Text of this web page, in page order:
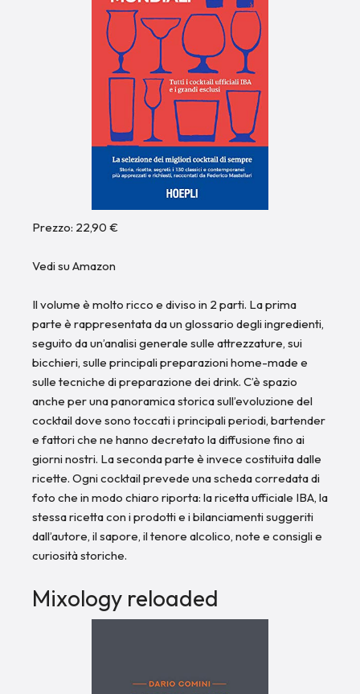
Prezzo: 22,90 €
Vedi su Amazon
Il volume è molto ricco e diviso in 2 parti. La prima
parte è rappresentata da un glossario degli ingredienti,
seguito da un’analisi generale sulle attrezzature, sui
bicchieri, sulle principali preparazioni home-made e
sulle tecniche di preparazione dei drink. C’è spazio
anche per una panoramica storica sull’evoluzione del
cocktail dove sono toccati i principali periodi, bartender
e fattori che ne hanno decretato la diffusione fino ai
giorni nostri. La seconda parte è invece costituita dalle
ricette. Ogni cocktail prevede una scheda corredata di
foto che in modo chiaro riporta: la ricetta ufficiale IBA, la
stessa ricetta con i prodotti e i bilanciamenti suggeriti
dall’autore, il sapore, il tenore alcolico, note e consigli e
curiosità storiche.
Mixology reloaded